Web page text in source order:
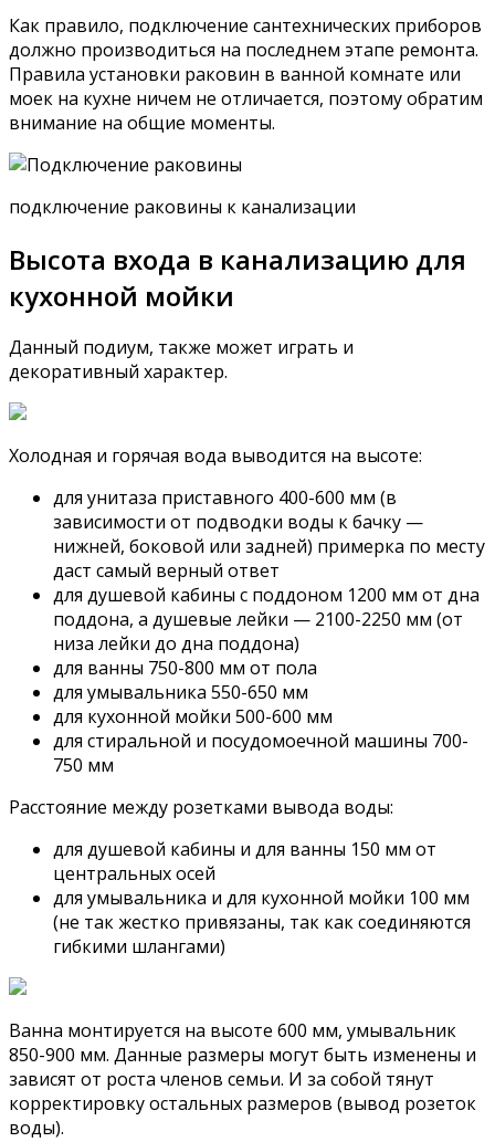
Как правило, подключение сантехнических приборов
должно производиться на последнем этапе ремонта.
Правила установки раковин в ванной комнате или
моек на кухне ничем не отличается, поэтому обратим
внимание на общие моменты.
подключение раковины к канализации
Высота входа в канализацию для
кухонной мойки
Данный подиум, также может играть и
декоративный характер.
Холодная и горячая вода выводится на высоте:
для унитаза приставного 400-600 мм (в
зависимости от подводки воды к бачку —
нижней, боковой или задней) примерка по месту
даст самый верный ответ
для душевой кабины с поддоном 1200 мм от дна
поддона, а душевые лейки — 2100-2250 мм (от
низа лейки до дна поддона)
для ванны 750-800 мм от пола
для умывальника 550-650 мм
для кухонной мойки 500-600 мм
для стиральной и посудомоечной машины 700-
750 мм
Расстояние между розетками вывода воды:
для душевой кабины и для ванны 150 мм от
центральных осей
для умывальника и для кухонной мойки 100 мм
(не так жестко привязаны, так как соединяются
гибкими шлангами)
Ванна монтируется на высоте 600 мм, умывальник
850-900 мм. Данные размеры могут быть изменены и
зависят от роста членов семьи. И за собой тянут
корректировку остальных размеров (вывод розеток
воды).